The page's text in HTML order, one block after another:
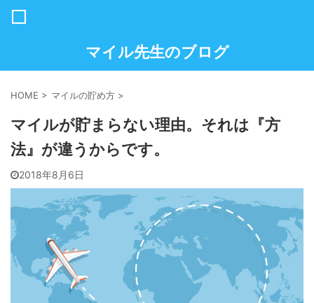
マイル先生のブログ
HOME > マイルの貯め方 >
マイルが貯まらない理由。それは『方
法』が違うからです。
2018年8月6日